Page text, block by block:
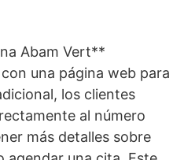
Abam Vert**
una página web para
los clientes
al número
más detalles sobre